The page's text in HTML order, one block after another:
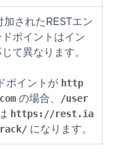
加されたRESTエン
ポイントはイン
て異なります。
ポイントが http
の場合、
/user
https://rest.ia
になります。